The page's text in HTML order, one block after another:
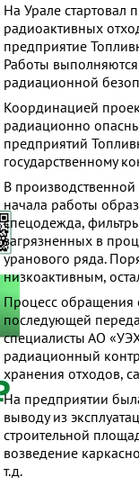
На Урале стартовал
радиоактивных
предприятие
Работы
радиационной
Координацией
радиационно
предприятий
государственному
В
начала работы
спецодежда,
загрязненных в
уранового ряда.
низкоактивным,
Процесс обращения
последующей
специалисты АО
радиационный
хранения отходов,
На предприятии
выводу из
строительной
возведение
т.д.